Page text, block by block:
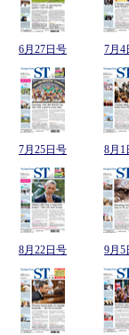
6月27日号 7月4
7月25日号 8月1
8月22日号 9月5